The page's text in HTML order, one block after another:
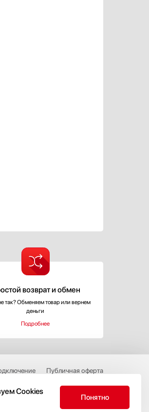
возврат и обмен
так? Обменяем товар или вернем
деньги
Подробнее
Публичная оферта
Сотрудничество
Адрес бутика
Cookies
Понятно